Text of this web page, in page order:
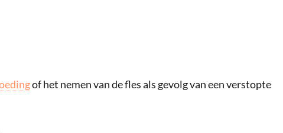
of het nemen van de fles als gevolg van een verstopte